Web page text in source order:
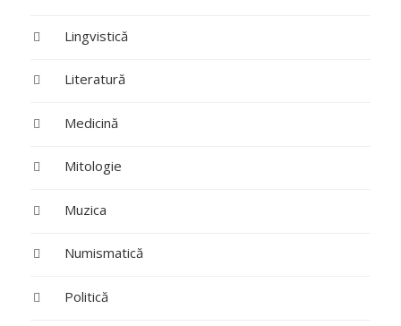
Lingvistică
Literatură
Medicină
Mitologie
Muzica
Numismatică
Politică